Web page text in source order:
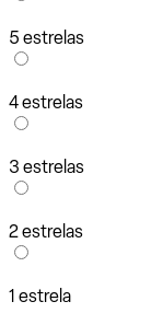
5 estrelas
4 estrelas
3 estrelas
2 estrelas
1 estrela